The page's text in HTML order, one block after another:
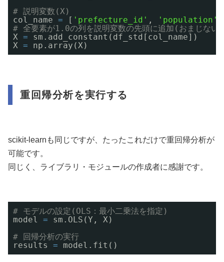
# 説明変数(X)
col_name = [ 'prefecture_id' , 'population'
# 全要素が1.0の列を説明変数の先頭に追加(おまじない)
X =
sm.add_constant(df_std[col_name])
X = np.array(X)
重回帰分析を実行する
scikit-learnも同じですが、たったこれだけで重回帰分析が
可能です。
同じく、ライブラリ・モジュールの作成者に感謝です。
# モデルの設定(OLS：最小二乗法を指定)
model =
sm.OLS(Y, X)
# 回帰分析の実行
results = model.fit()